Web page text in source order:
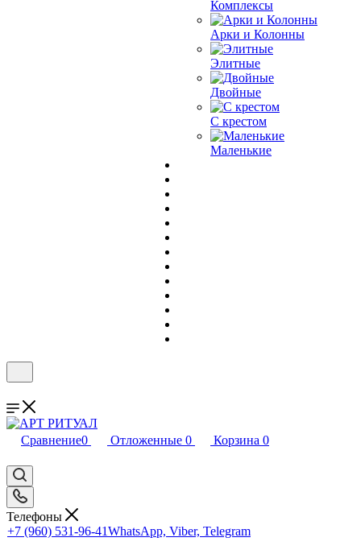
Комплексы
Арки и Колонны
Элитные
Двойные
С крестом
Маленькие
Сравнение0 Отложенные 0 Корзина 0
Телефоны
+7 (960) 531-96-41WhatsApp, Viber, Telegram